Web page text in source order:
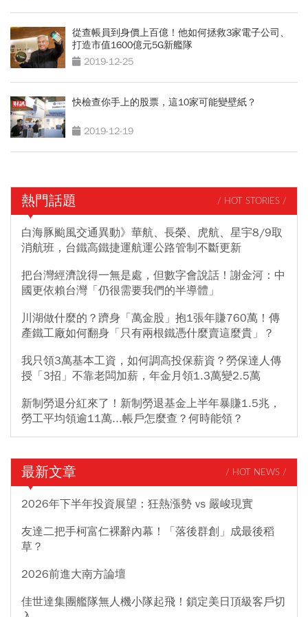
從查帳員到身價上百億！他如何拯救3家電子公司、
打造市值1600億元5G新艦隊
2019-12-25
快檢查你手上的股票，這10家可能變壁紙？
2019-12-19
熱門話題 / HOT STORIES /
白海豚颱風交通異動》華航、長榮、虎航、星宇8/9取
消航班，台鐵高鐵捷運航運公路管制不斷更新
把台灣經濟說得一無是處，但數字會說話！謝金河：中
國更依賴台灣「仍很需要我們的半導體」
川湖做什麼的？躋身「萬金股」抱1張年賺760萬！傳
產鐵工廠如何翻身「只有兩根鐵憑什麼賣這麼貴」？
我只領3萬基本工資，如何調高投保薪資？勞保達人傳
授「3招」不靠老闆加薪，年金月領1.3萬變2.5萬
新制勞退分紅來了！新制勞退基金上半年暴賺1.5兆，
勞工平均領逾11萬...帳戶怎麼查？何時能領？
最新文章 / HOT NEWS /
2026年下半年投資展望：狂熱漲勢 vs 嚴峻現實
友達二把手柯富仁裸辭內幕！「落後群創」成最後稻
草？
2026前進大南方論壇
佳世達集團艦隊無人機小隊起飛！鎖定美日頂級客戶切